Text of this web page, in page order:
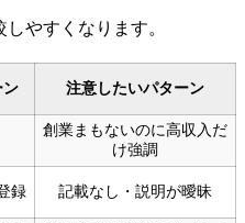
やすくなります。
ン 注意したいパターン
創業まもないのに高収入だ
け強調
録 記載なし・説明が曖昧